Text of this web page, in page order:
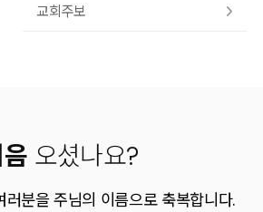
교회주보
오셨나요?
러분을 주님의 이름으로 축복합니다.